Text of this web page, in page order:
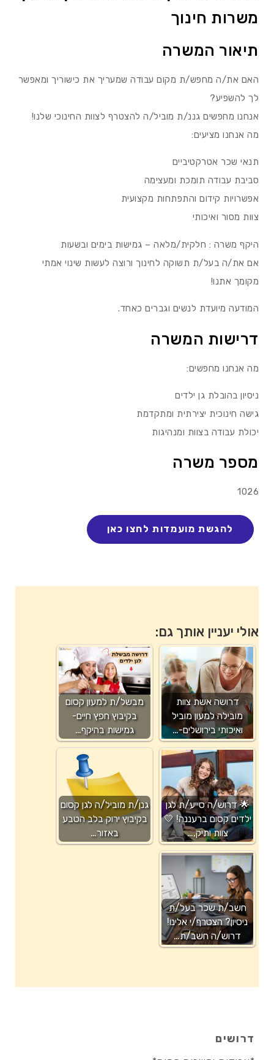
משרות חינוך
תיאור המשרה
האם את/ה מחפש/ת מקום עבודה שמעריך את כישוריך ומאפשר
לך להשפיע?
אנחנו מחפשים גננ/ת מוביל/ה להצטרף לצוות החינוכי שלנו!
מה אנחנו מציעים:
תנאי שכר אטרקטיביים
סביבת עבודה תומכת ומעצימה
אפשרויות קידום והתפתחות מקצועית
צוות מסור ואיכותי
היקף משרה : חלקית/מלאה – גמישות בימים ובשעות
אם את/ה בעל/ת תשוקה לחינוך ורוצה לעשות שינוי אמתי
מקומך אתנו!
המודעה מיועדת לנשים וגברים כאחד.
דרישות המשרה
מה אנחנו מחפשים:
ניסיון בהובלת גן ילדים
גישה חינוכית יצירתית ומתקדמת
יכולת עבודה בצוות ומנהיגות
מספר משרה
1026
אולי יעניין אותך גם:
דרושה אשת צוות
מובילה למעון מוביל
ואיכותי בירושלים-…
מבשל/ת למעון קסום
בקיבוץ חפץ חיים-
גמישות בהיקף…
🌟 דרוש/ה סייע/ת לגן
ילדים קסום ברעננה! 💛
צוות ותיק,…
גנן/ת מוביל/ה לגן קסום
בקיבוץ ירוק בלב הטבע
באזור…
חשב/ת שכר בעל/ת
ניסיון? הצטרף/י אלינו!
דרוש/ה חשב/ת…
דרושים